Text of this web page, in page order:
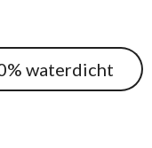
waterdicht